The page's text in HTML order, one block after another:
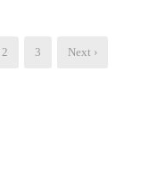
2 3 Next ›